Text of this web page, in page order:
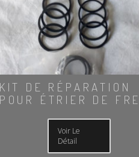
KIT DE RÉPARATION
POUR ÉTRIER DE
Voir Le
Détail